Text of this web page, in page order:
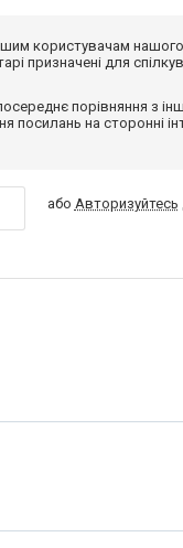
користувачам
призначені для
порівняння з
посилань на сторонні
або Авторизуйтесь